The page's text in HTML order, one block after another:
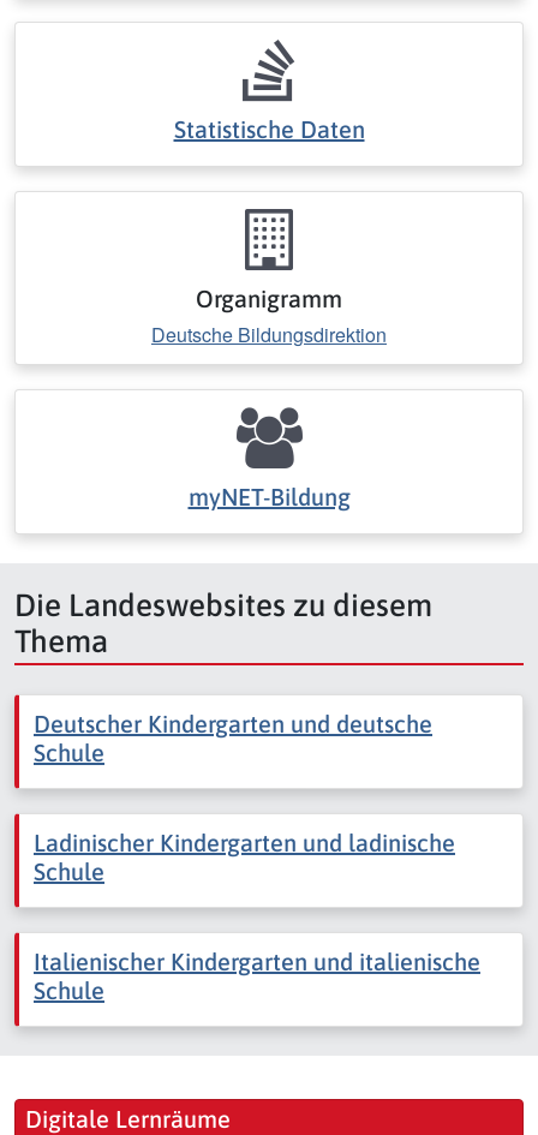
Statistische Daten
Organigramm
Deutsche Bildungsdirektion
myNET-Bildung
Die Landeswebsites zu diesem
Thema
Deutscher Kindergarten und deutsche
Schule
Ladinischer Kindergarten und ladinische
Schule
Italienischer Kindergarten und italienische
Schule
Digitale Lernräume